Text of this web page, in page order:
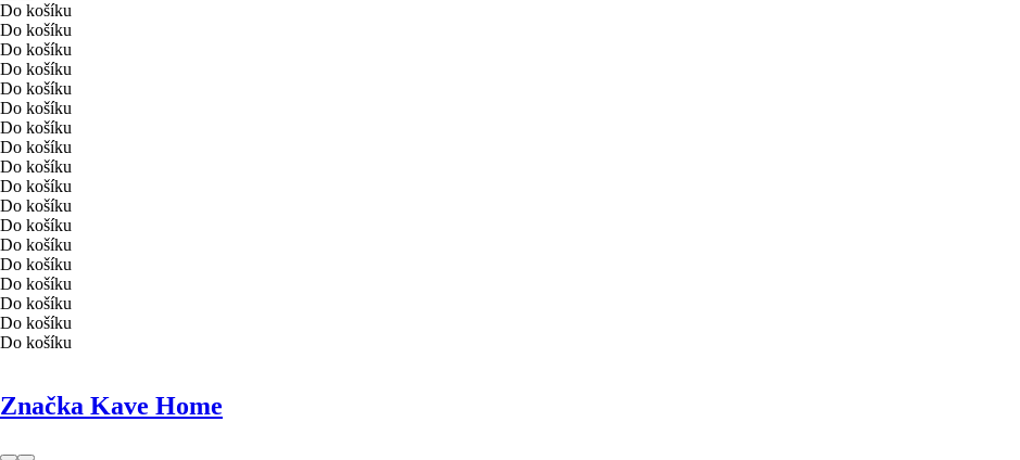
Do košíku
Do košíku
Do košíku
Do košíku
Do košíku
Do košíku
Do košíku
Do košíku
Do košíku
Do košíku
Do košíku
Do košíku
Do košíku
Do košíku
Do košíku
Do košíku
Do košíku
Do košíku
Značka Kave Home